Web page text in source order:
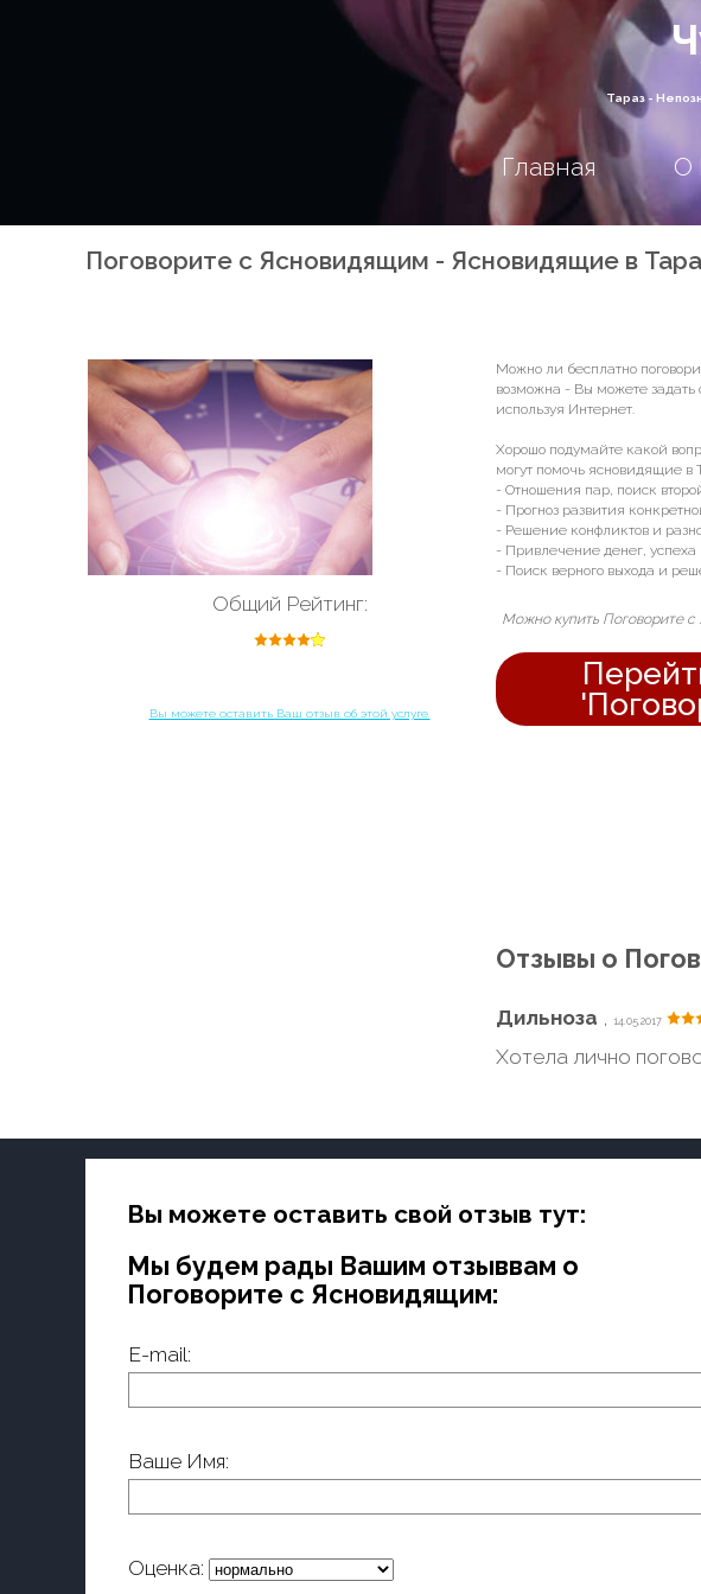
Тараз -
Главная О
Поговорите с Ясновидящим - Ясновидящие в
Общий Рейтинг:
Вы можете оставить Ваш отзыв об этой услуге.
Можно ли бесплатно
возможна - Вы можете задать
используя Интернет.
Хорошо подумайте какой
могут помочь ясновидящие в
- Отношения пар, поиск
- Прогноз развития
- Решение конфликтов и
- Привлечение денег, успеха
- Поиск верного выхода и
Можно купить Поговорите с
Отзывы о
Дильноза 14.05.2017
Хотела лично
Вы можете оставить свой отзыв тут:
Мы будем рады Вашим отзыввам о
Поговорите с Ясновидящим:
E-mail:
Ваше Имя:
Оценка: